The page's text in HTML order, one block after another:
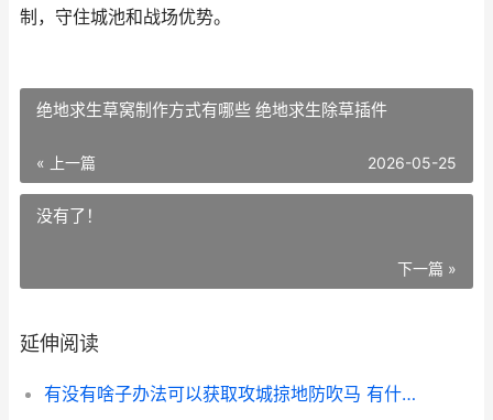
制，守住城池和战场优势。
绝地求生草窝制作方式有哪些 绝地求生除草插件
« 上一篇 2026-05-25
没有了！
下一篇 »
延伸阅读
有没有啥子办法可以获取攻城掠地防吹马 有什么办法吧